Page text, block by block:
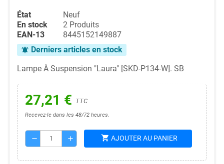
État
Neuf
En stock
2 Produits
EAN-13
8445152149887
notifications_active Derniers articles en stock
Lampe À Suspension "Laura" [SKD-P134-W]. SB
27,21 € TTC
Recevez-le dans les 48/72 heures.
remove add shopping_cart AJOUTER AU PANIER